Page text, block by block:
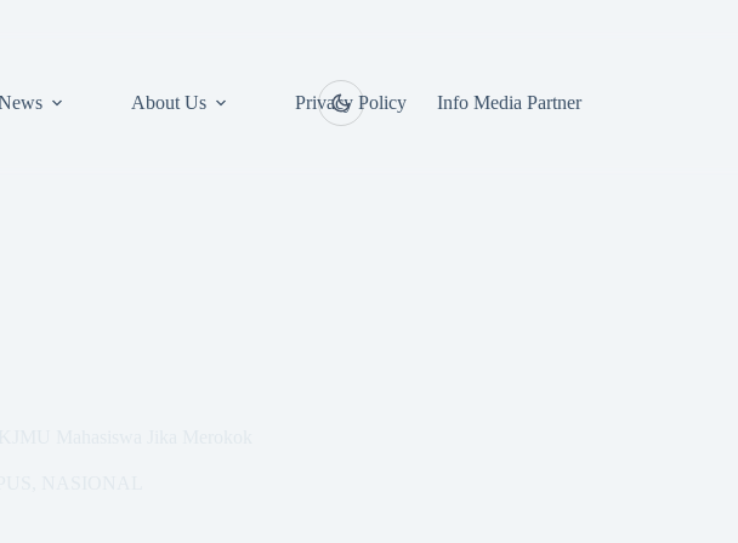
About Us Privacy Policy Info Media Partner